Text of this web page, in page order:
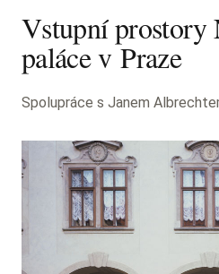
Vstupní prostory
paláce v Praze
Spolupráce s Janem